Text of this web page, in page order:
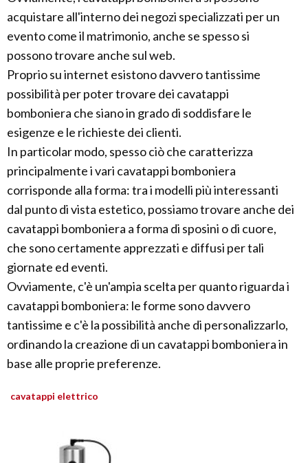
acquistare all'interno dei negozi specializzati per un
evento come il matrimonio, anche se spesso si
possono trovare anche sul web.
Proprio su internet esistono davvero tantissime
possibilità per poter trovare dei cavatappi
bomboniera che siano in grado di soddisfare le
esigenze e le richieste dei clienti.
In particolar modo, spesso ciò che caratterizza
principalmente i vari cavatappi bomboniera
corrisponde alla forma: tra i modelli più interessanti
dal punto di vista estetico, possiamo trovare anche dei
cavatappi bomboniera a forma di sposini o di cuore,
che sono certamente apprezzati e diffusi per tali
giornate ed eventi.
Ovviamente, c'è un'ampia scelta per quanto riguarda i
cavatappi bomboniera: le forme sono davvero
tantissime e c'è la possibilità anche di personalizzarlo,
ordinando la creazione di un cavatappi bomboniera in
base alle proprie preferenze.
cavatappi elettrico